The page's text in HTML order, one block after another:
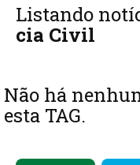
Listando
cia Civil
Não há
esta TAG.